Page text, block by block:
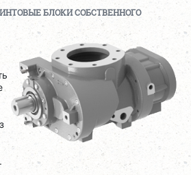
БЛОКИ СОБСТВЕННОГО